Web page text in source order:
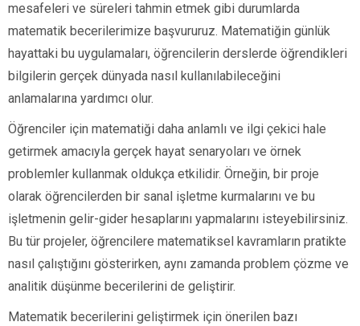
mesafeleri ve süreleri tahmin etmek gibi durumlarda
matematik becerilerimize başvururuz. Matematiğin günlük
hayattaki bu uygulamaları, öğrencilerin derslerde öğrendikleri
bilgilerin gerçek dünyada nasıl kullanılabileceğini
anlamalarına yardımcı olur.
Öğrenciler için matematiği daha anlamlı ve ilgi çekici hale
getirmek amacıyla gerçek hayat senaryoları ve örnek
problemler kullanmak oldukça etkilidir. Örneğin, bir proje
olarak öğrencilerden bir sanal işletme kurmalarını ve bu
işletmenin gelir-gider hesaplarını yapmalarını isteyebilirsiniz.
Bu tür projeler, öğrencilere matematiksel kavramların pratikte
nasıl çalıştığını gösterirken, aynı zamanda problem çözme ve
analitik düşünme becerilerini de geliştirir.
Matematik becerilerini geliştirmek için önerilen bazı